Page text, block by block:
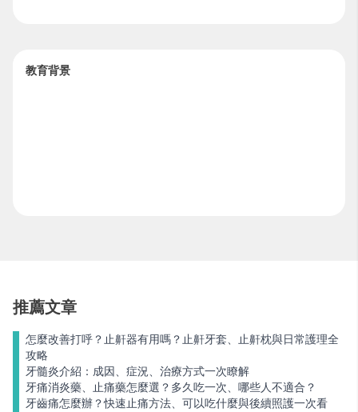
教育背景
推薦文章
怎麼改善打呼？止鼾器有用嗎？止鼾牙套、止鼾枕與日常護理全
攻略
牙髓炎介紹：成因、症況、治療方式一次瞭解
牙痛消炎藥、止痛藥怎麼選？多久吃一次、哪些人不適合？
牙齒痛怎麼辦？快速止痛方法、可以吃什麼與後續照護一次看